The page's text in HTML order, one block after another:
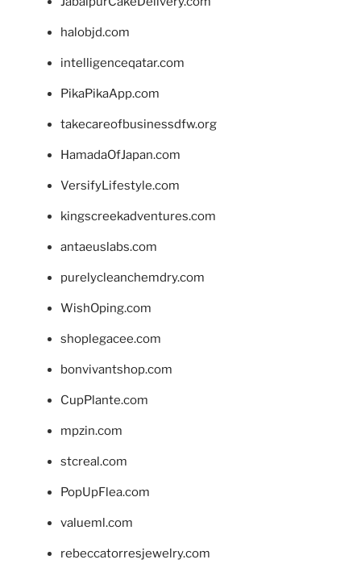
halobjd.com
intelligenceqatar.com
PikaPikaApp.com
takecareofbusinessdfw.org
HamadaOfJapan.com
VersifyLifestyle.com
kingscreekadventures.com
antaeuslabs.com
purelycleanchemdry.com
WishOping.com
shoplegacee.com
bonvivantshop.com
CupPlante.com
mpzin.com
stcreal.com
PopUpFlea.com
valueml.com
rebeccatorresjewelry.com